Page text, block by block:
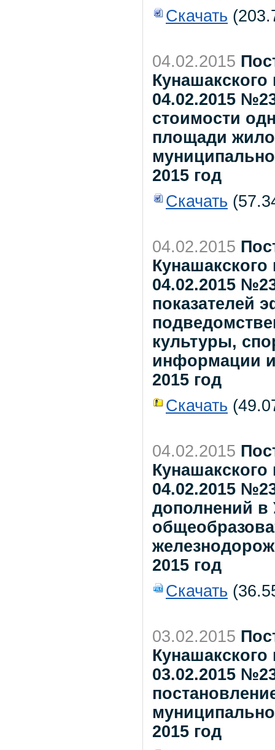
Скачать
04.02.2015
04.02.2015
стоимости
площади
2015 год
Скачать
04.02.2015
04.02.2015
показателей
культуры,
информации
2015 год
Скачать
04.02.2015
04.02.2015
дополнений
2015 год
Скачать
03.02.2015
03.02.2015
2015 год